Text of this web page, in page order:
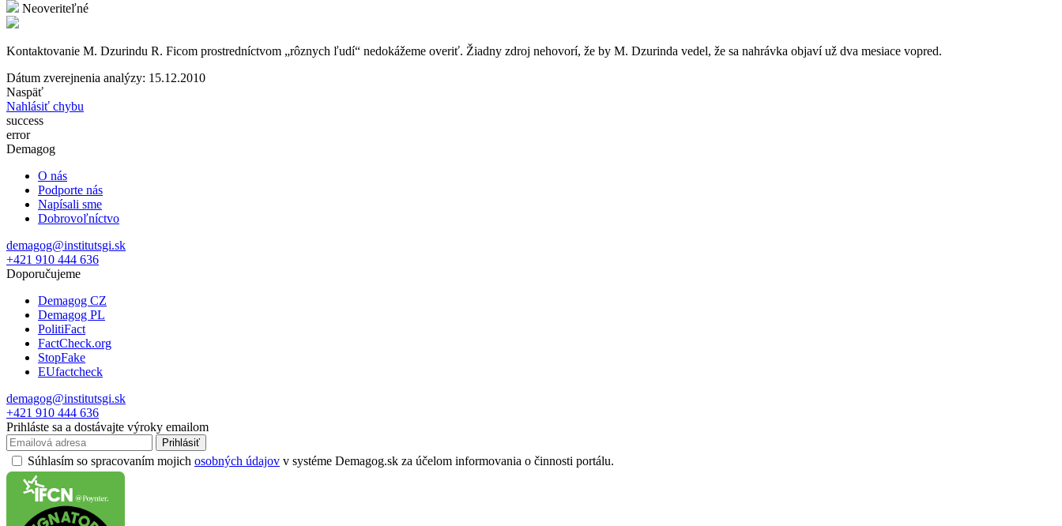
Neoveriteľné
Kontaktovanie M. Dzurindu R. Ficom prostredníctvom „rôznych ľudí“ nedokážeme overiť. Žiadny zdroj nehovorí, že by M. Dzurinda vedel, že sa nahrávka objaví už dva mesiace vopred.
Dátum zverejnenia analýzy: 15.12.2010
Naspäť
Nahlásiť chybu
success
error
Demagog
O nás
Podporte nás
Napísali sme
Dobrovoľníctvo
demagog@institutsgi.sk
+421 910 444 636
Doporučujeme
Demagog CZ
Demagog PL
PolitiFact
FactCheck.org
StopFake
EUfactcheck
demagog@institutsgi.sk
+421 910 444 636
Prihláste sa a dostávajte výroky emailom
Prihlásiť
Súhlasím so spracovaním mojich osobných údajov v systéme Demagog.sk za účelom informovania o činnosti portálu.